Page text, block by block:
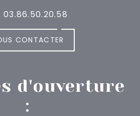
03.86.50.20.58
CONTACTER
d'ouverture
: